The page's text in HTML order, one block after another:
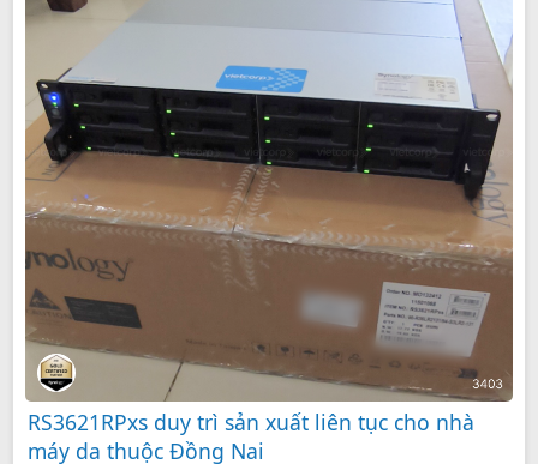
RS3621RPxs duy trì sản xuất liên tục cho nhà
máy da thuộc Đồng Nai